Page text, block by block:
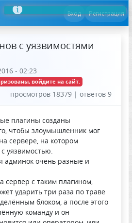
Вход Регистрация
с уязвимостями
- 02:23
войдите на сайт.
просмотров 18379 | ответов 9
плагины созданы
чтобы злоумышленник мог
сервере, на котором
уязвимостью.
админок очень разные и
сервер с таким плагином,
ударить три раза по траве
блоком, а после этого
команду и он